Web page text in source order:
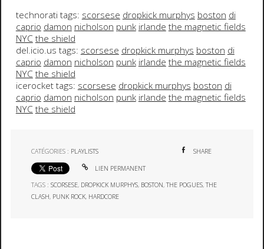
technorati tags: scorsese dropkick murphys boston di
caprio damon nicholson punk irlande the magnetic fields
NYC the shield
del.icio.us tags: scorsese dropkick murphys boston di
caprio damon nicholson punk irlande the magnetic fields
NYC the shield
icerocket tags: scorsese dropkick murphys boston di
caprio damon nicholson punk irlande the magnetic fields
NYC the shield
CATÉGORIES : PLAYLISTS SHARE
LIEN PERMANENT
TAGS :SCORSESE, DROPKICK MURPHYS, BOSTON,THE POGUES,THE
CLASH, PUNK ROCK, HARDCORE